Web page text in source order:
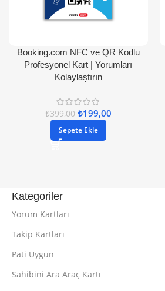
Booking.com NFC ve QR Kodlu
Profesyonel Kart | Yorumları
Kolaylaştırın
₺399,00 ₺199,00
Sepete Ekle
Kategoriler
Yorum Kartları
Takip Kartları
Pati Uygun
Sahibini Ara Araç Kartı